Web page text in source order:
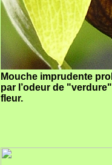
Mouche imprudente
par l’odeur de
fleur.